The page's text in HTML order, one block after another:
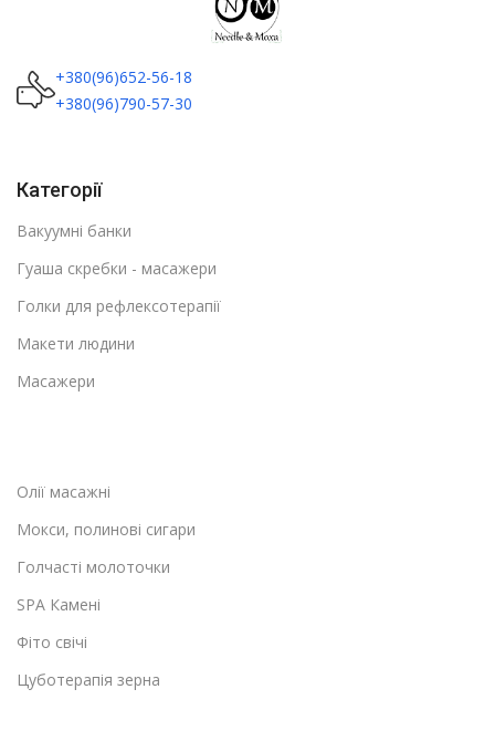
+380(96)652-56-18
+380(96)790-57-30
Категорії
Вакуумні банки
Гуаша скребки - масажери
Голки для рефлексотерапії
Макети людини
Масажери
Олії масажні
Мокси, полинові сигари
Голчасті молоточки
SPA Камені
Фіто свічі
Цуботерапія зерна